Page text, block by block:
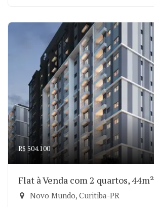
R$ 504.100
Flat à Venda com 2 quartos, 44m²
Novo Mundo, Curitiba-PR